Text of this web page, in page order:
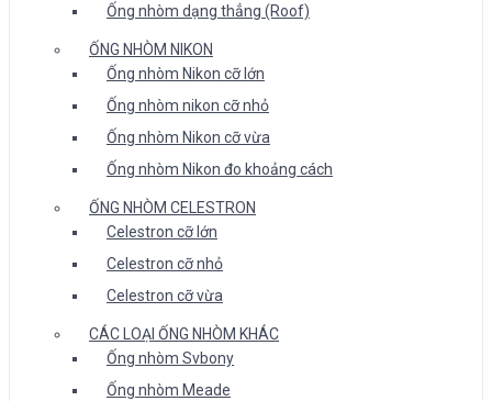
Ống nhòm dạng thẳng (Roof)
ỐNG NHÒM NIKON
Ống nhòm Nikon cỡ lớn
Ống nhòm nikon cỡ nhỏ
Ống nhòm Nikon cỡ vừa
Ống nhòm Nikon đo khoảng cách
ỐNG NHÒM CELESTRON
Celestron cỡ lớn
Celestron cỡ nhỏ
Celestron cỡ vừa
CÁC LOẠI ỐNG NHÒM KHÁC
Ống nhòm Svbony
Ống nhòm Meade